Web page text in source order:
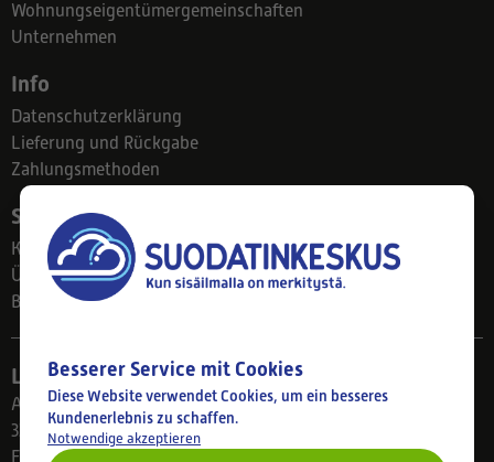
Wohnungseigentümergemeinschaften
Unternehmen
Info
Datenschutzerklärung
Lieferung und Rückgabe
Zahlungsmethoden
Suodatinkeskus
Kontakt
Über uns
Blog
Ladengeschäft
Ahlmanintie 61
33800 Tampere
Finnland
Besserer Service mit Cookies
Diese Website verwendet Cookies, um ein besseres
Kundenerlebnis zu schaffen.
Notwendige akzeptieren